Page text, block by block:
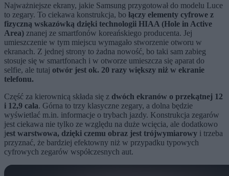
Najważniejsze ekrany, jakie Samsung przygotował do modelu Luce
to zegary. To ciekawa konstrukcja, bo łączy elementy cyfrowe z
fizyczną wskazówką dzięki technologii HIAA (Hole in Active
Area) znanej ze smartfonów koreańskiego producenta. Jej
umieszczenie w tym miejscu wymagało stworzenie otworu w
ekranach. Z jednej strony to żadna nowość, bo taki sam zabieg
stosuje się w smartfonach i w otworze umieszcza się aparat do
selfie, ale tutaj otwór jest ok. 20 razy większy niż w ekranie
telefonu.
Część za kierownicą składa się z dwóch ekranów o przekątnej 12
i 12,9 cala. Górna to trzy klasyczne zegary, a dolna będzie
wyświetlać m.in. informacje o trybach jazdy. Konstrukcja zegarów
jest ciekawa nie tylko ze względu na duże wcięcia, ale dodatkowo
jest warstwowa, dzięki czemu obraz jest trójwymiarowy i trzeba
przyznać, że bardziej efektowny niż w przypadku typowych
cyfrowych zegarów współczesnych aut.